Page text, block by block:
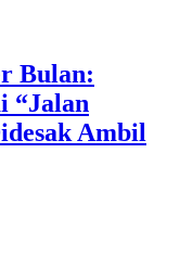
Bulan:
“Jalan
Ambil